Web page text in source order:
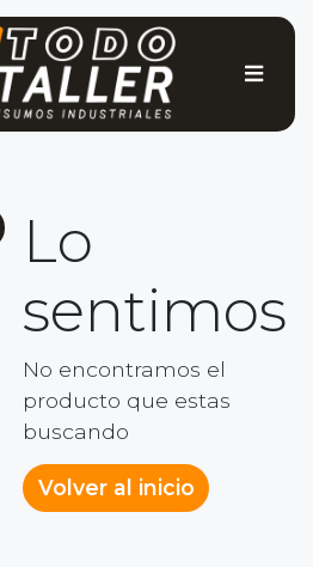
Lo
sentimos
No encontramos el
producto que estas
buscando
Volver al inicio